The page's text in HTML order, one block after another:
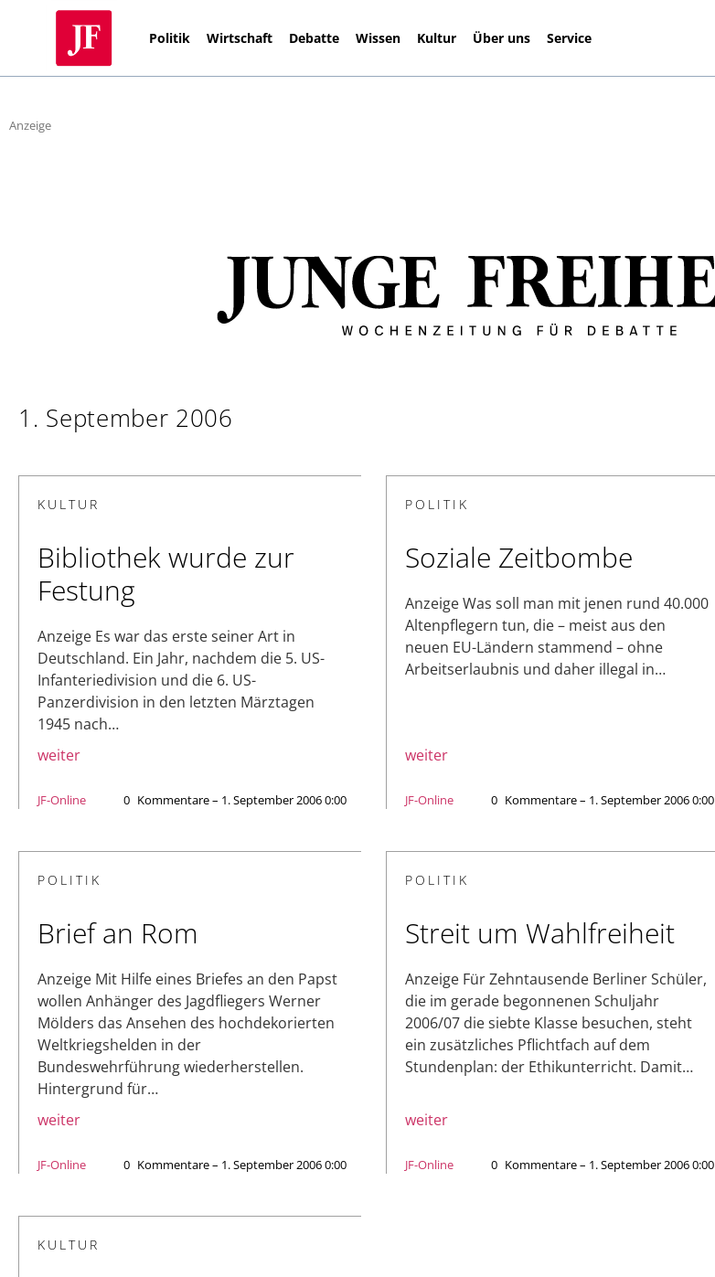
Politik Wirtschaft Debatte Wissen Kultur Über uns Service
Anzeige
1. September 2006
KULTUR
Bibliothek wurde zur
Festung
Anzeige Es war das erste seiner Art in
Deutschland. Ein Jahr, nachdem die 5. US-
Infanteriedivision und die 6. US-
Panzerdivision in den letzten Märztagen
1945 nach…
weiter
JF-Online 0 Kommentare – 1. September 2006 0:00
POLITIK
Soziale Zeitbombe
Anzeige Was soll man mit jenen rund 40.000
Altenpflegern tun, die – meist aus den
neuen EU-Ländern stammend – ohne
Arbeitserlaubnis und daher illegal in…
weiter
JF-Online 0 Kommentare – 1. September 2006 0:00
POLITIK
Brief an Rom
Anzeige Mit Hilfe eines Briefes an den Papst
wollen Anhänger des Jagdfliegers Werner
Mölders das Ansehen des hochdekorierten
Weltkriegshelden in der
Bundeswehrführung wiederherstellen.
Hintergrund für…
weiter
JF-Online 0 Kommentare – 1. September 2006 0:00
POLITIK
Streit um Wahlfreiheit
Anzeige Für Zehntausende Berliner Schüler,
die im gerade begonnenen Schuljahr
2006/07 die siebte Klasse besuchen, steht
ein zusätzliches Pflichtfach auf dem
Stundenplan: der Ethikunterricht. Damit…
weiter
JF-Online 0 Kommentare – 1. September 2006 0:00
KULTUR